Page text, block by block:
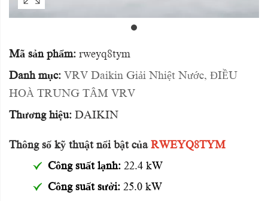
Mã sản phẩm: rweyq8tym
Danh mục: VRV Daikin Giải Nhiệt Nước, ĐIỀU
HOÀ TRUNG TÂM VRV
Thương hiệu: DAIKIN
Thông số kỹ thuật nổi bật của RWEYQ8TYM
Công suất lạnh: 22.4 kW
Công suất sưởi: 25.0 kW